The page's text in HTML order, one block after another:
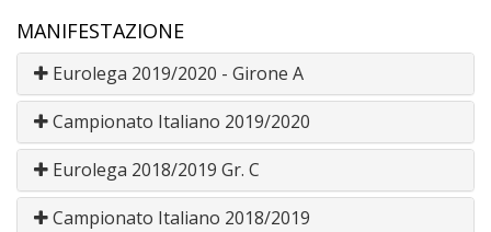
MANIFESTAZIONE
Eurolega 2019/2020 - Girone A
Campionato Italiano 2019/2020
Eurolega 2018/2019 Gr. C
Campionato Italiano 2018/2019